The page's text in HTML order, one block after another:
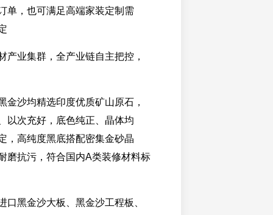
单，也可满足高端家装定制需
产业集群，全产业链自主把控，
金沙均精选印度优质矿山原石，
以次充好，底色纯正、晶体均
，高纯度黑底搭配密集金砂晶
磨抗污，符合国内A类装修材料标
口黑金沙大板、黑金沙工程板、